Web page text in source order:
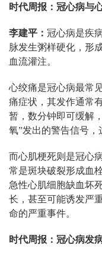
时代周报：冠心病与
李建平： 冠心病是疾
脉发生粥样硬化，形
血流灌注。
心绞痛是冠心病最常
痛症状，其发作通常
暂，数分钟即可缓解
氧”发出的警告信号，
而心肌梗死则是冠心
常是斑块破裂形成血
急性心肌细胞缺血坏
长，甚至可能诱发严
命的严重事件。
时代周报：冠心病发